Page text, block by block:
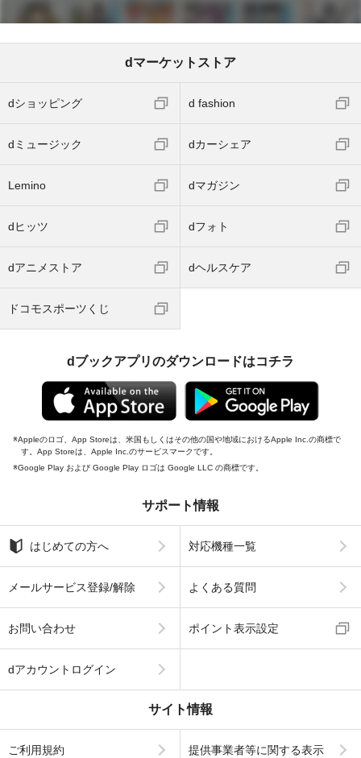
dマーケットストア
dショッピング d fashion
dミュージック dカーシェア
Lemino dマガジン
dヒッツ dフォト
dアニメストア dヘルスケア
ドコモスポーツくじ
dブックアプリのダウンロードはコチラ
Appleのロゴ、App Storeは、米国もしくはその他の国や地域におけるApple Inc.の商標で
す。App Storeは、Apple Inc.のサービスマークです。
Google Play および Google Play ロゴは Google LLC の商標です。
サポート情報
はじめての方へ 対応機種一覧
メールサービス登録/解除 よくある質問
お問い合わせ ポイント表示設定
dアカウントログイン
サイト情報
ご利用規約 提供事業者等に関する表示